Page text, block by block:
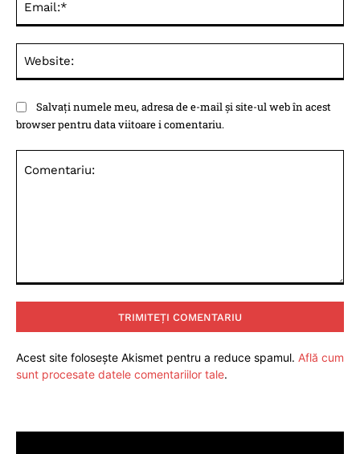
Salvați numele meu, adresa de e-mail și site-ul web în acest
browser pentru data viitoare i comentariu.
Acest site folosește Akismet pentru a reduce spamul. Află cum
sunt procesate datele comentariilor tale.